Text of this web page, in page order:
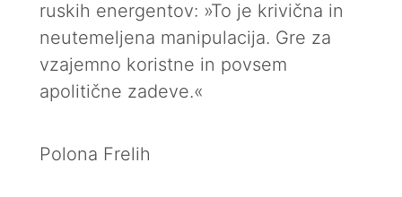
ruskih energentov: »To je krivična in
neutemeljena manipulacija. Gre za
vzajemno koristne in povsem
apolitične zadeve.«
Polona Frelih